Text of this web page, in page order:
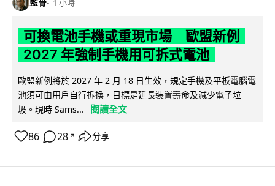
1 小時
可換電池手機或重現市場 歐盟新例
2027 年強制手機用可拆式電池
歐盟新例將於 2027 年 2 月 18 日生效，規定手機及平板電腦電
池須可由用戶自行拆換，目標是延長裝置壽命及減少電子垃
圾。現時 Sams...
閱讀全文
86 28 ↗ 分享